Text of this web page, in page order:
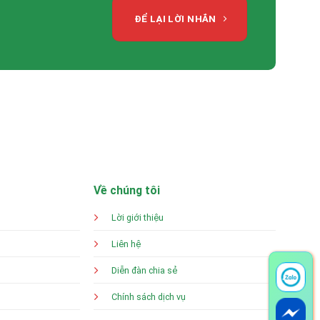
ĐỂ LẠI LỜI NHẮN
Về chúng tôi
Lời giới thiệu
Liên hệ
Diễn đàn chia sẻ
Chính sách dịch vụ